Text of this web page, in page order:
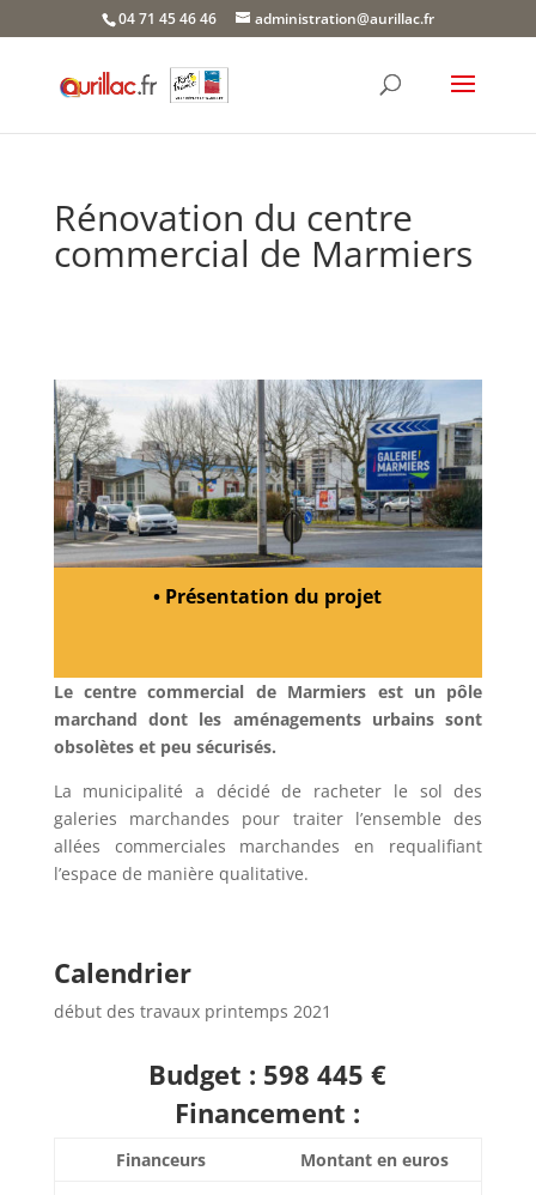
04 71 45 46 46 administration@aurillac.fr
Rénovation du centre
commercial de Marmiers
• Présentation du projet
Le centre commercial de Marmiers est un pôle
marchanddont les aménagements urbains sont
obsolètes et peu sécurisés.
La municipalité a décidé de racheter le sol des
galeries marchandes pour traiter l’ensemble des
allées commerciales marchandes en requalifiant
l’espace de manière qualitative.
Calendrier
début des travaux printemps 2021
Budget : 598 445 €
Financement :
Financeurs
Montant en euros